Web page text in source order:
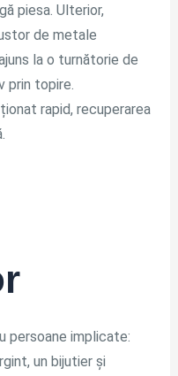
piesa. Ulterior,
de metale
la o turnătorie de
prin topire.
rapid, recuperarea
persoane implicate:
un bijutier și